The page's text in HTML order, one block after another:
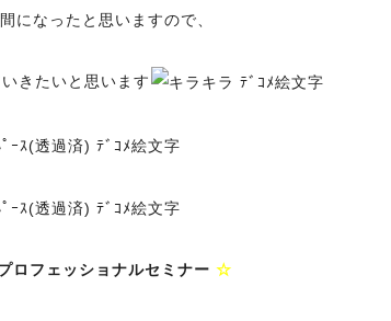
になったと思いますので、
きたいと思います
ロフェッショナルセミナー☆